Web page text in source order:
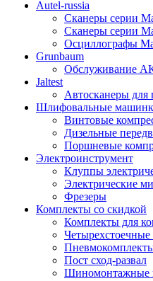
Autel-russia
Сканеры серии
Сканеры серии
Осциллографы
Grunbaum
Обслуживание
Jaltest
Автосканеры для
Шлифовальные
Винтовые
Дизельные
Поршневые
Электроинструмент
Клуппы
Электрические
Фрезеры
Комплекты со скидкой
Комплекты для
Пост сход-развал
Шиномонтажные